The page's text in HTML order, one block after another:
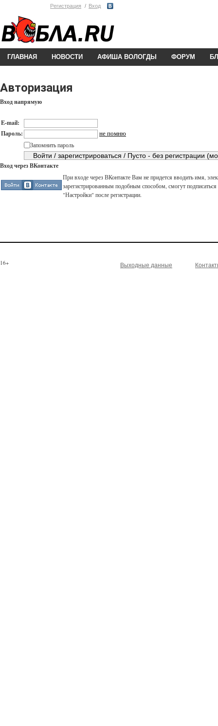
Регистрация Вход
ГЛАВНАЯ НОВОСТИ АФИША ВОЛОГДЫ ФОРУМ
Авторизация
Вход напрямую
E-mail:
Пароль:
не помню
Запомнить пароль
Вход через ВКонтакте
При входе через ВКонтакте Вам не придется вводить имя,
зарегистрированным подобным способом, смогут
"Настройки" после регистрации.
16+ Выходные данные